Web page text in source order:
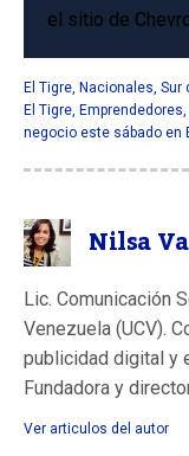
el sitio de
El Tigre, Nacionales, Sur
El Tigre, Emprendedores,
negocio este sábado en
Nilsa
Lic. Comunicación
Venezuela (UCV).
publicidad digital y
Fundadora y
Ver articulos del autor